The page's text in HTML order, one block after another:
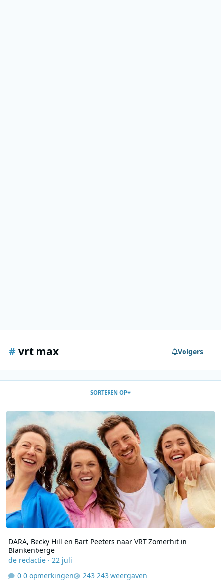
# vrt max Volgers
SORTEREN OP
DARA, Becky Hill en Bart Peeters naar VRT Zomerhit in
DARA, Becky Hill en Bart Peeters naar VRT Zomerhit in
Blankenberge
de redactie· 22 juli
0 opmerkingen
243 weergaven